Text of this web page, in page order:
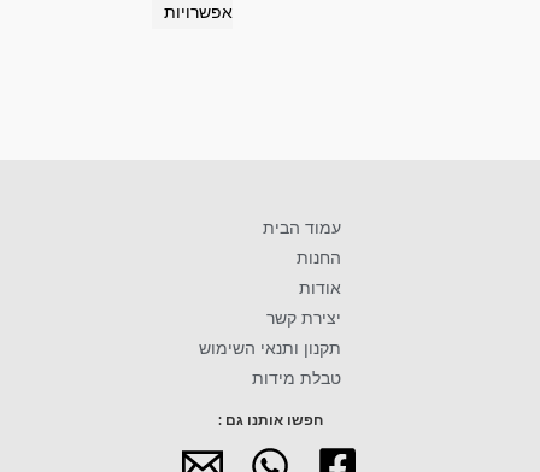
אפשרויות
עמוד הבית
החנות
אודות
יצירת קשר
תקנון ותנאי השימוש
טבלת מידות
חפשו אותנו גם :